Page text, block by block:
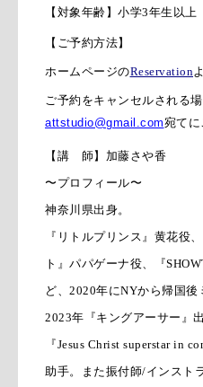
【対象年齢】小学3年生以上
【ご予約方法】
ホームページのReservation
ご予約をキャンセルされる
attstudio@gmail.com宛て
【講 師】加藤さや香
〜プロフィール〜
神奈川県出身。
『リトルプリンス』黄花役
ト』パパゲーナ役、『
ど、2020年にNYから帰国後
2023年『キングアーサー』
『Jesus Christ superstar in
助手。また振付師/インスト